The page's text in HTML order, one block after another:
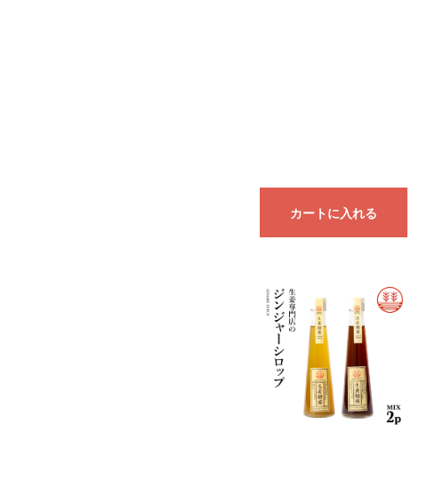
カートに入れる